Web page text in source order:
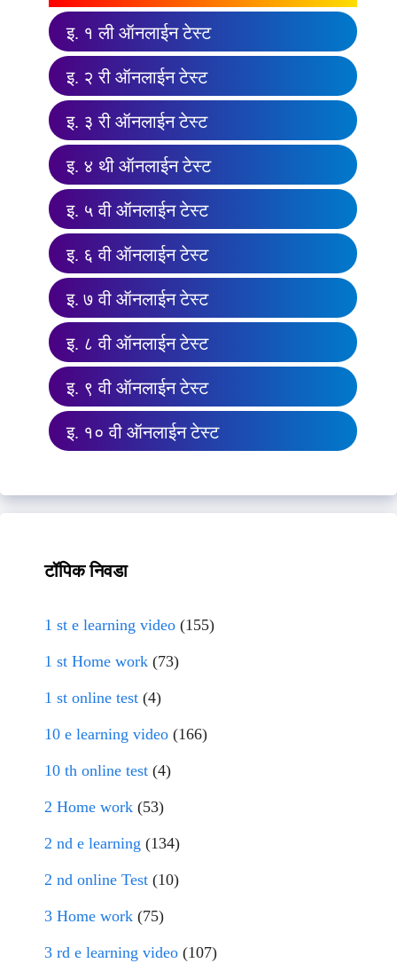
इ. १ ली ऑनलाईन टेस्ट
इ. २ री ऑनलाईन टेस्ट
इ. ३ री ऑनलाईन टेस्ट
इ. ४ थी ऑनलाईन टेस्ट
इ. ५ वी ऑनलाईन टेस्ट
इ. ६ वी ऑनलाईन टेस्ट
इ. ७ वी ऑनलाईन टेस्ट
इ. ८ वी ऑनलाईन टेस्ट
इ. ९ वी ऑनलाईन टेस्ट
इ. १० वी ऑनलाईन टेस्ट
टॉपिक निवडा
1 st e learning video (155)
1 st Home work (73)
1 st online test (4)
10 e learning video (166)
10 th online test (4)
2 Home work (53)
2 nd e learning (134)
2 nd online Test (10)
3 Home work (75)
3 rd e learning video (107)